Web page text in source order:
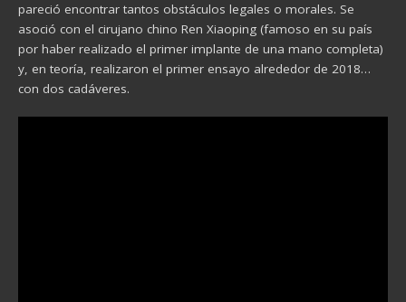
pareció encontrar tantos obstáculos legales o morales. Se
asoció con el cirujano chino Ren Xiaoping (famoso en su país
por haber realizado el primer implante de una mano completa)
y, en teoría, realizaron el primer ensayo alrededor de 2018…
con dos cadáveres.